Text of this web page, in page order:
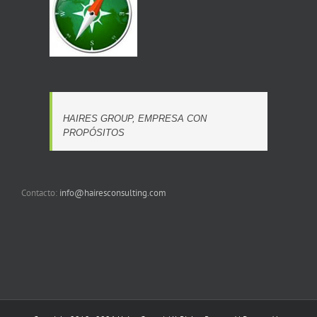
HAIRES GROUP, EMPRESA CON
PROPÓSITOS
Contacto: info@hairesconsulting.com